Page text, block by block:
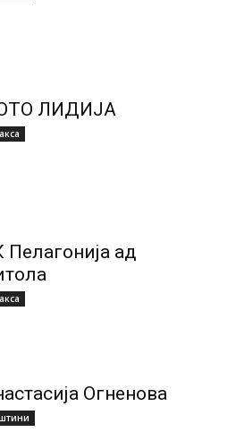
ЛИДИЈА
Пелагонија ад
Огненова